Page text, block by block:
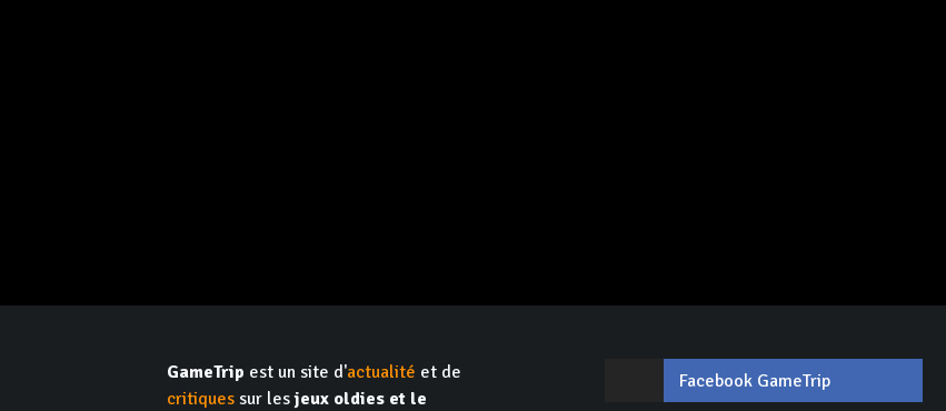
GameTrip est un site d'actualité et de
critiques sur lesjeux oldies et le
Facebook GameTrip